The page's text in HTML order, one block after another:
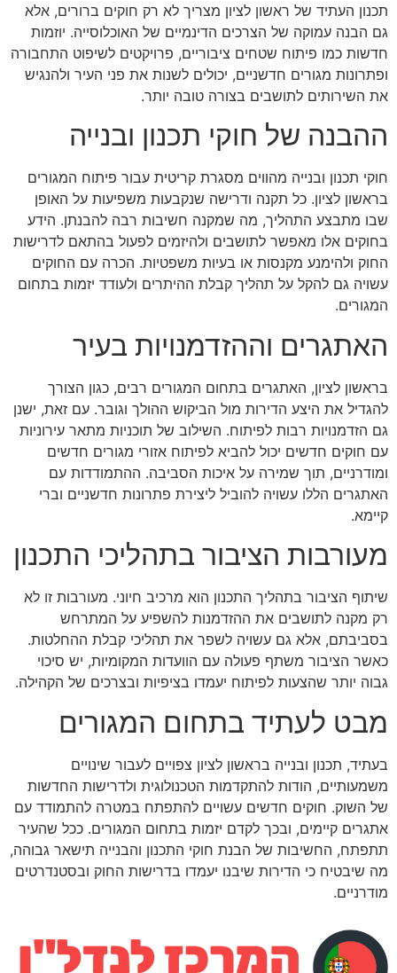
תכנון העתיד של ראשון לציון מצריך לא רק חוקים ברורים, אלא
גם הבנה עמוקה של הצרכים הדינמיים של האוכלוסייה. יוזמות
חדשות כמו פיתוח שטחים ציבוריים, פרויקטים לשיפוט התחבורה
ופתרונות מגורים חדשניים, יכולים לשנות את פני העיר ולהנגיש
את השירותים לתושבים בצורה טובה יותר.
ההבנה של חוקי תכנון ובנייה
חוקי תכנון ובנייה מהווים מסגרת קריטית עבור פיתוח המגורים
בראשון לציון. כל תקנה ודרישה שנקבעות משפיעות על האופן
שבו מתבצע התהליך, מה שמקנה חשיבות רבה להבנתן. הידע
בחוקים אלו מאפשר לתושבים ולהיזמים לפעול בהתאם לדרישות
החוק ולהימנע מקנסות או בעיות משפטיות. הכרה עם החוקים
עשויה גם להקל על תהליך קבלת ההיתרים ולעודד יזמות בתחום
המגורים.
האתגרים וההזדמנויות בעיר
בראשון לציון, האתגרים בתחום המגורים רבים, כגון הצורך
להגדיל את היצע הדירות מול הביקוש ההולך וגובר. עם זאת, ישנן
גם הזדמנויות רבות לפיתוח. השילוב של תוכניות מתאר עירוניות
עם חוקים חדשים יכול להביא לפיתוח אזורי מגורים חדשים
ומודרניים, תוך שמירה על איכות הסביבה. ההתמודדות עם
האתגרים הללו עשויה להוביל ליצירת פתרונות חדשניים וברי
קיימא.
מעורבות הציבור בתהליכי התכנון
שיתוף הציבור בתהליך התכנון הוא מרכיב חיוני. מעורבות זו לא
רק מקנה לתושבים את ההזדמנות להשפיע על המתרחש
בסביבתם, אלא גם עשויה לשפר את תהליכי קבלת ההחלטות.
כאשר הציבור משתף פעולה עם הוועדות המקומיות, יש סיכוי
גבוה יותר שהצעות לפיתוח יעמדו בציפיות ובצרכים של הקהילה.
מבט לעתיד בתחום המגורים
בעתיד, תכנון ובנייה בראשון לציון צפויים לעבור שינויים
משמעותיים, הודות להתקדמות הטכנולוגית ולדרישות החדשות
של השוק. חוקים חדשים עשויים להתפתח במטרה להתמודד עם
אתגרים קיימים, ובכך לקדם יזמות בתחום המגורים. ככל שהעיר
תתפתח, החשיבות של הבנת חוקי התכנון והבנייה תישאר גבוהה,
מה שיבטיח כי הדירות שיבנו יעמדו בדרישות החוק ובסטנדרטים
מודרניים.